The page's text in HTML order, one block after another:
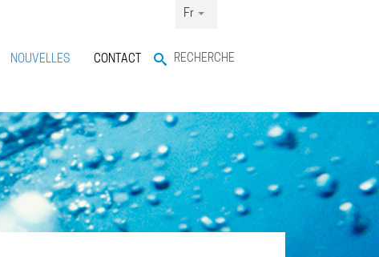
Fr
RECHERCHE
NOUVELLES CONTACT